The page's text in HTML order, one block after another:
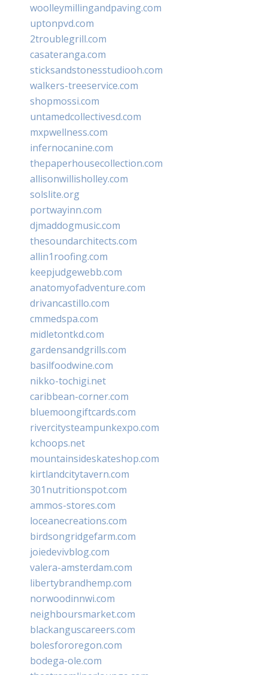
woolleymillingandpaving.com
uptonpvd.com
2troublegrill.com
casateranga.com
sticksandstonesstudiooh.com
walkers-treeservice.com
shopmossi.com
untamedcollectivesd.com
mxpwellness.com
infernocanine.com
thepaperhousecollection.com
allisonwillisholley.com
solslite.org
portwayinn.com
djmaddogmusic.com
thesoundarchitects.com
allin1roofing.com
keepjudgewebb.com
anatomyofadventure.com
drivancastillo.com
cmmedspa.com
midletontkd.com
gardensandgrills.com
basilfoodwine.com
nikko-tochigi.net
caribbean-corner.com
bluemoongiftcards.com
rivercitysteampunkexpo.com
kchoops.net
mountainsideskateshop.com
kirtlandcitytavern.com
301nutritionspot.com
ammos-stores.com
loceanecreations.com
birdsongridgefarm.com
joiedevivblog.com
valera-amsterdam.com
libertybrandhemp.com
norwoodinnwi.com
neighboursmarket.com
blackanguscareers.com
bolesfororegon.com
bodega-ole.com